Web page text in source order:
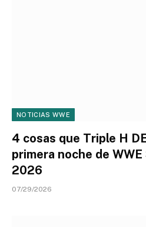
NOTICIAS WWE
4 cosas que Triple H
primera noche de
2026
07/29/2026